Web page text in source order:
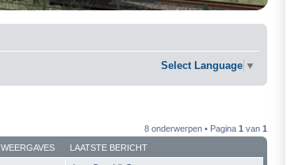
Select Language ▼
8 onderwerpen • Pagina 1 van 1
WEERGAVES LAATSTE BERICHT